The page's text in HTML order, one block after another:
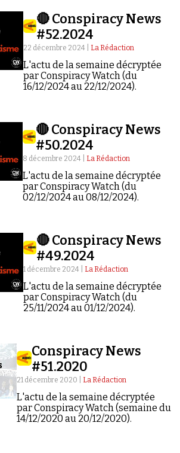
Faire un don
Demander à Vera
Se connecter
🔴 Conspiracy News
#52.2024
22 décembre 2024 | La Rédaction
L'actu de la semaine décryptée
par Conspiracy Watch (du
16/12/2024 au 22/12/2024).
🔴 Conspiracy News
#50.2024
8 décembre 2024 | La Rédaction
L'actu de la semaine décryptée
par Conspiracy Watch (du
02/12/2024 au 08/12/2024).
🔴 Conspiracy News
#49.2024
1 décembre 2024 | La Rédaction
L'actu de la semaine décryptée
par Conspiracy Watch (du
25/11/2024 au 01/12/2024).
Conspiracy News
#51.2020
21 décembre 2020 | La Rédaction
L'actu de la semaine décryptée
par Conspiracy Watch (semaine du
14/12/2020 au 20/12/2020).